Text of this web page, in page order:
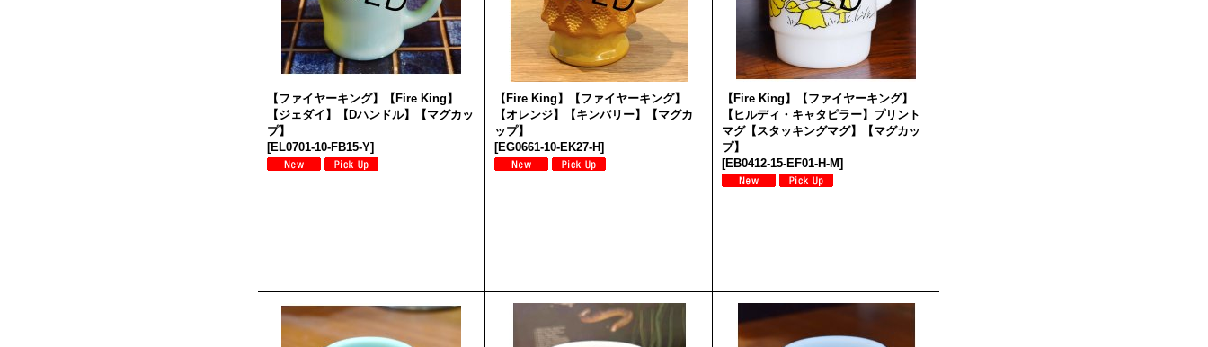
【ファイヤーキング】【Fire King】
【ジェダイ】【Dハンドル】【マグカッ
プ】
[EL0701-10-FB15-Y]
【Fire King】【ファイヤーキング】
【オレンジ】【キンバリー】【マグカ
ップ】
[EG0661-10-EK27-H]
【Fire King】【ファイヤーキング】
【ヒルディ・キャタピラー】プリント
マグ【スタッキングマグ】【マグカッ
プ】
[EB0412-15-EF01-H-M]